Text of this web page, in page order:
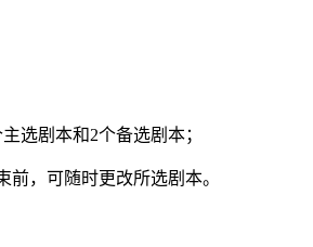
选剧本和2个备选剧本；
前，可随时更改所选剧本。